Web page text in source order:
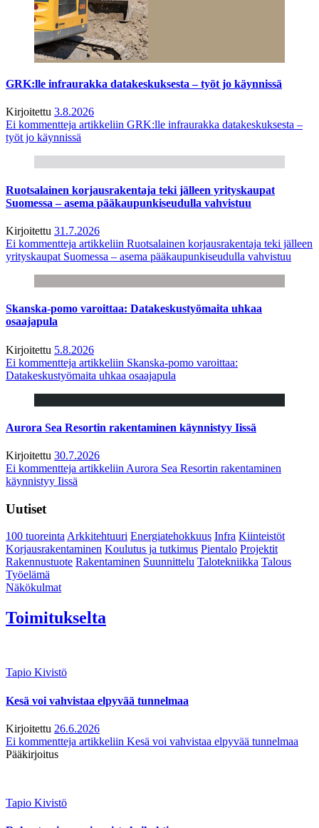
GRK:lle infraurakka datakeskuksesta – työt jo käynnissä
Kirjoitettu 3.8.2026
Ei kommentteja artikkeliin GRK:lle infraurakka datakeskuksesta –
työt jo käynnissä
Ruotsalainen korjausrakentaja teki jälleen yrityskaupat
Suomessa – asema pääkaupunkiseudulla vahvistuu
Kirjoitettu 31.7.2026
Ei kommentteja artikkeliin Ruotsalainen korjausrakentaja teki jälleen
yrityskaupat Suomessa – asema pääkaupunkiseudulla vahvistuu
Skanska-pomo varoittaa: Datakeskustyömaita uhkaa
osaajapula
Kirjoitettu 5.8.2026
Ei kommentteja artikkeliin Skanska-pomo varoittaa:
Datakeskustyömaita uhkaa osaajapula
Aurora Sea Resortin rakentaminen käynnistyy Iissä
Kirjoitettu 30.7.2026
Ei kommentteja artikkeliin Aurora Sea Resortin rakentaminen
käynnistyy Iissä
Uutiset
100 tuoreintaArkkitehtuuri Energiatehokkuus Infra Kiinteistöt
Korjausrakentaminen Koulutus ja tutkimus Pientalo Projektit
Rakennustuote Rakentaminen Suunnittelu Talotekniikka Talous
Työelämä
Näkökulmat
Toimitukselta
Tapio Kivistö
Kesä voi vahvistaa elpyvää tunnelmaa
Kirjoitettu 26.6.2026
Ei kommentteja artikkeliin Kesä voi vahvistaa elpyvää tunnelmaa
Pääkirjoitus
Tapio Kivistö